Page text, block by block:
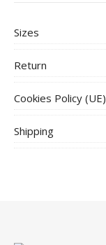
Sizes
Return
Cookies Policy (UE)
Shipping